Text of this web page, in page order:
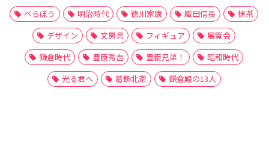
べらぼう
明治時代 徳川家康 織田信長
抹茶
デザイン
文房具 フィギュア
展覧会
鎌倉時代
豊臣秀吉 豊臣兄弟！
昭和時代
光る君へ
葛飾北斎 鎌倉殿の13人